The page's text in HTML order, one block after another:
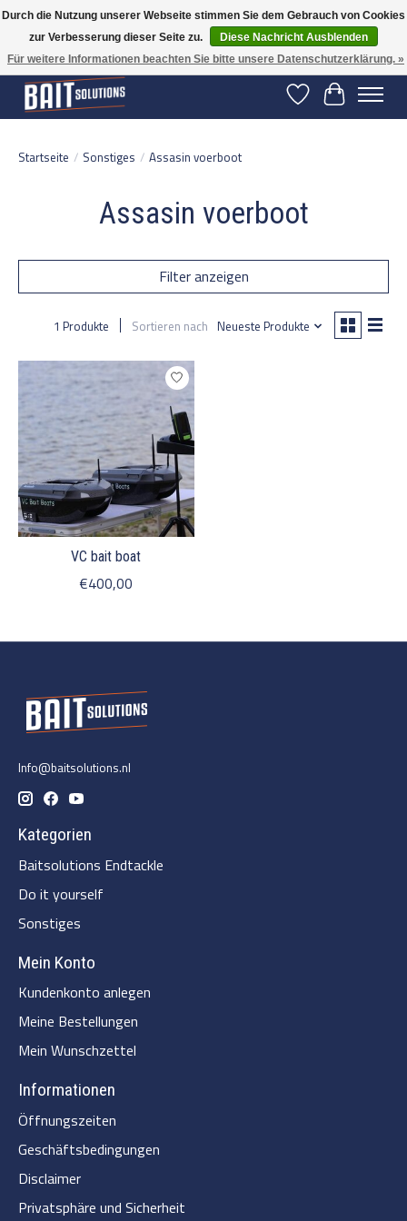
Gratis verzending vanaf 50 euro binnen NL | Op voorraad binnen 2-5 werkdagen
verzonden | België vanaf 70 euro gratis verzonden
Wunschzettel
Ihr
Startseite / Sonstiges / Assasin voerboot
Assasin voerboot
Filter anzeigen
1 Produkte Sortieren nach Neueste Produkte
VC bait boat
€400,00
Info@baitsolutions.nl
Kategorien
Baitsolutions Endtackle
Do it yourself
Sonstiges
Mein Konto
Kundenkonto anlegen
Meine Bestellungen
Mein Wunschzettel
Informationen
Öffnungszeiten
Geschäftsbedingungen
Disclaimer
Privatsphäre und Sicherheit
Durch die Nutzung unserer Webseite stimmen Sie dem Gebrauch von Cookies
zur Verbesserung dieser Seite zu.
Diese Nachricht Ausblenden
Für weitere Informationen beachten Sie bitte unsere Datenschutzerklärung. »